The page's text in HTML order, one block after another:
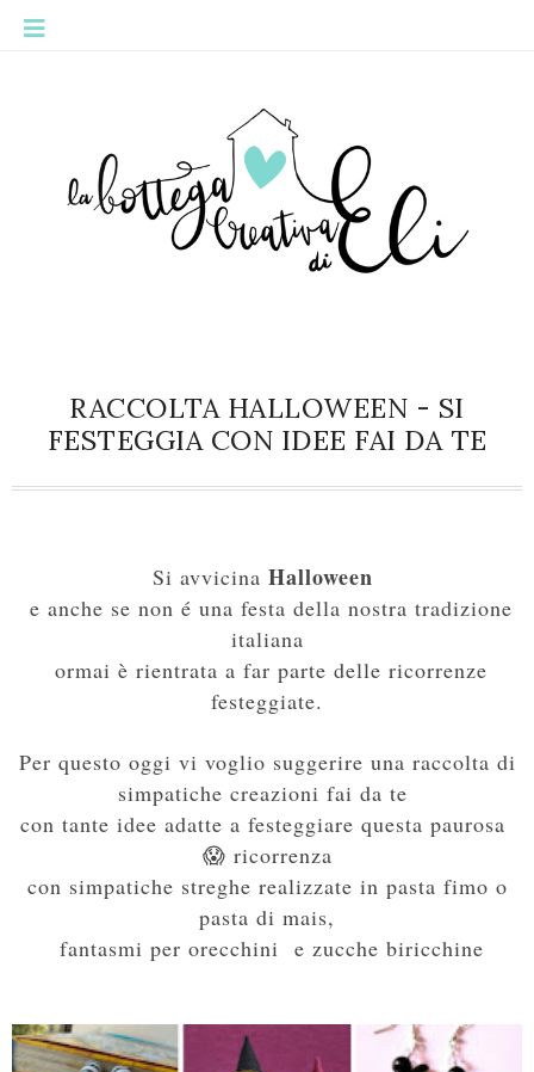
RACCOLTA HALLOWEEN - SI
FESTEGGIA CON IDEE FAI DA TE
Si avvicina Halloween
e anche se non é una festa della nostra tradizione
italiana
ormai è rientrata a far parte delle ricorrenze
festeggiate.
Per questo oggi vi voglio suggerire una raccolta di
simpatiche creazioni fai da te
con tante idee adatte a festeggiare questa paurosa
😱 ricorrenza
con simpatiche streghe realizzate in pasta fimo o
pasta di mais,
fantasmi per orecchini e zucche biricchine